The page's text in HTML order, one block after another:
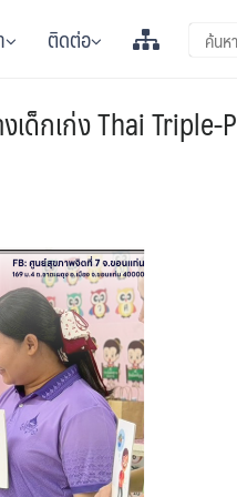
ติดต่อ
ด็กเก่ง Thai Triple-P